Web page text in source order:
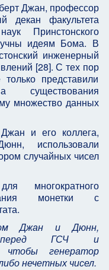
Джан, профессор
декан факультета
Принстонского
идеям Бома. В
инженерный
[28]. С тех пор
представили
существования
множество данных
и его коллега,
использовали
случайных чисел
многократного
монетки с
Джан и Дюнн,
перед ГСЧ и
чтобы генератор
нечетных чисел.